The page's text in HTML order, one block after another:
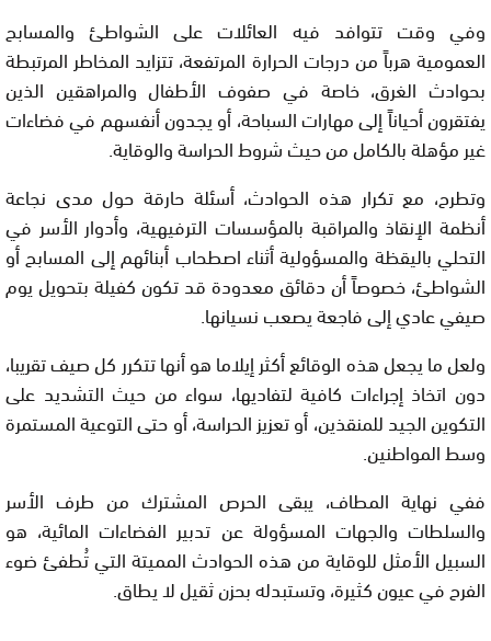
وفي وقت تتوافد فيه العائلات على الشواطئ والمسابح
العمومية هرباً من درجات الحرارة المرتفعة، تتزايد المخاطر المرتبطة
بحوادث الغرق، خاصة في صفوف الأطفال والمراهقين الذين
يفتقرون أحياناً إلى مهارات السباحة، أو يجدون أنفسهم في فضاءات
غير مؤهلة بالكامل من حيث شروط الحراسة والوقاية.
وتطرح، مع تكرار هذه الحوادث، أسئلة حارقة حول مدى نجاعة
أنظمة الإنقاذ والمراقبة بالمؤسسات الترفيهية، وأدوار الأسر في
التحلي باليقظة والمسؤولية أثناء اصطحاب أبنائهم إلى المسابح أو
الشواطئ، خصوصاً أن دقائق معدودة قد تكون كفيلة بتحويل يوم
صيفي عادي إلى فاجعة يصعب نسيانها.
ولعل ما يجعل هذه الوقائع أكثر إيلاما هو أنها تتكرر كل صيف تقريبا،
دون اتخاذ إجراءات كافية لتفاديها، سواء من حيث التشديد على
التكوين الجيد للمنقذين، أو تعزيز الحراسة، أو حتى التوعية المستمرة
وسط المواطنين.
ففي نهاية المطاف، يبقى الحرص المشترك من طرف الأسر
والسلطات والجهات المسؤولة عن تدبير الفضاءات المائية، هو
السبيل الأمثل للوقاية من هذه الحوادث المميتة التي تُطفئ ضوء
الفرح في عيون كثيرة، وتستبدله بحزن ثقيل لا يطاق.